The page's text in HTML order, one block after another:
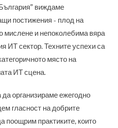
виждаме
постижения - плод на
мислене и непоколебима вяра
ИТ сектор. Техните успехи са
място на
ИТ сцена.
организираме ежегодно
гласност на добрите
поощрим практиките, които